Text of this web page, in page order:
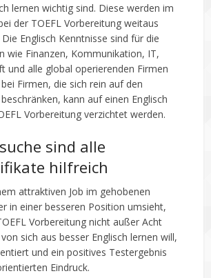
lernen wichtig sind. Diese werden im
der TOEFL Vorbereitung weitaus
Englisch Kenntnisse sind für die
wie Finanzen, Kommunikation, IT,
und alle global operierenden Firmen
Firmen, die sich rein auf den
kann auf einen Englisch
Vorbereitung verzichtet werden.
sind alle
hilfreich
attraktiven Job im gehobenen
in einer besseren Position umsieht,
Vorbereitung nicht außer Acht
sich aus besser Englisch lernen will,
und ein positives Testergebnis
Eindruck.